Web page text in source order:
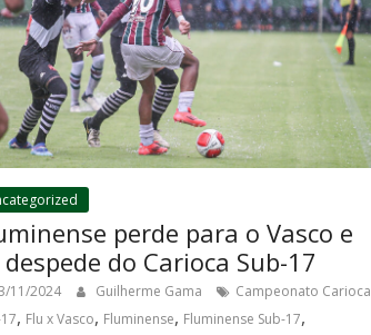
perde para o Vasco e
despede do Carioca Sub-17
11/2024 Guilherme Gama
Campeonato Carioca
, Flu x Vasco, Fluminense, Fluminense Sub-17,